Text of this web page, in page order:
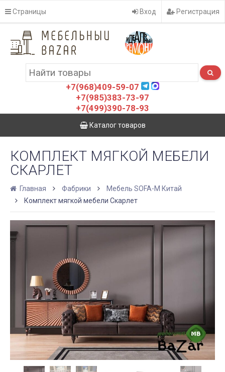
Страницы Вход Регистрация
+7(968)409-59-07
+7(985)383-73-97
+7(499)390-78-93
Каталог товаров
КОМПЛЕКТ МЯГКОЙ МЕБЕЛИ
СКАРЛЕТ
Главная Фабрики
Мебель SOFA-M Китай
Комплект мягкой мебели Скарлет